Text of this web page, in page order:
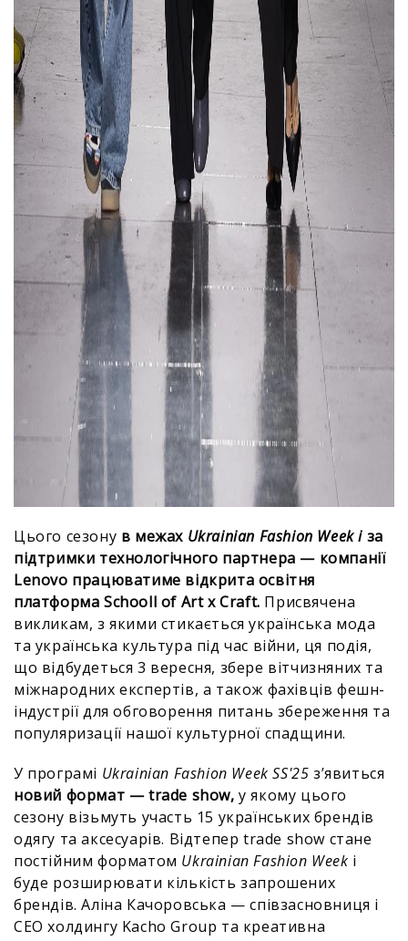
Цього сезону в межах Ukrainian Fashion Week і за
підтримки технологічного партнера — компанії
Lenovo працюватиме відкрита освітня
платформа Schooll of Art x Craft. Присвячена
викликам, з якими стикається українська мода
та українська культура під час війни, ця подія,
що відбудеться 3 вересня, збере вітчизняних та
міжнародних експертів, а також фахівців фешн-
індустрії для обговорення питань збереження та
популяризації нашої культурної спадщини.
У програмі Ukrainian Fashion Week SS'25 зʼявиться
новий формат — trade show,у якому цього
сезону візьмуть участь 15 українських брендів
одягу та аксесуарів. Відтепер trade show стане
постійним форматом Ukrainian Fashion Week і
буде розширювати кількість запрошених
брендів. Аліна Качоровська — співзасновниця і
CEO холдингу Kacho Group та креативна